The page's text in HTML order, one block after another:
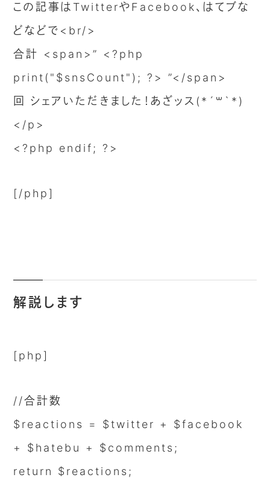
この記事はTwitterやFacebook、はてブな
どなどで<br/>
合計 <span>” <?php
print("$snsCount"); ?> ”</span>
回 シェアいただきました！あざッス(*´꒳`*)
</p>
<?php endif; ?>
[/php]
解説します
[php]
//合計数
$reactions = $twitter + $facebook
+ $hatebu + $comments;
return $reactions;